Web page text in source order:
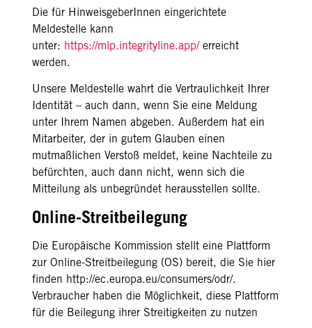
Die für HinweisgeberInnen eingerichtete
Meldestelle kann
unter: https://mlp.integrityline.app/erreicht
werden.
Unsere Meldestelle wahrt die Vertraulichkeit Ihrer
Identität – auch dann, wenn Sie eine Meldung
unter Ihrem Namen abgeben. Außerdem hat ein
Mitarbeiter, der in gutem Glauben einen
mutmaßlichen Verstoß meldet, keine Nachteile zu
befürchten, auch dann nicht, wenn sich die
Mitteilung als unbegründet herausstellen sollte.
Online-Streitbeilegung
Die Europäische Kommission stellt eine Plattform
zur Online-Streitbeilegung (OS) bereit, die Sie hier
finden http://ec.europa.eu/consumers/odr/.
Verbraucher haben die Möglichkeit, diese Plattform
für die Beilegung ihrer Streitigkeiten zu nutzen